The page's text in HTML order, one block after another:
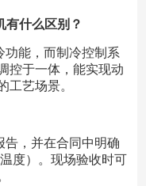
有什么区别？
功能，而制冷控制系
控于一体，能实现动
工艺场景。
告，并在合同中明确
度）。现场验收时可